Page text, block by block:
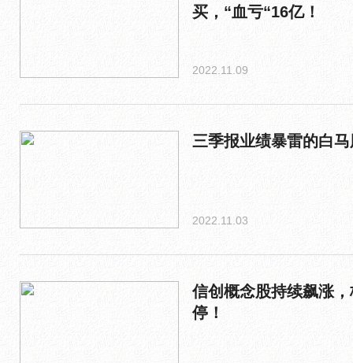
买，“血亏“16亿！
2022.11.09
三季报业绩暴雷的白
2022.11.03
信创概念股持续飙涨
停！